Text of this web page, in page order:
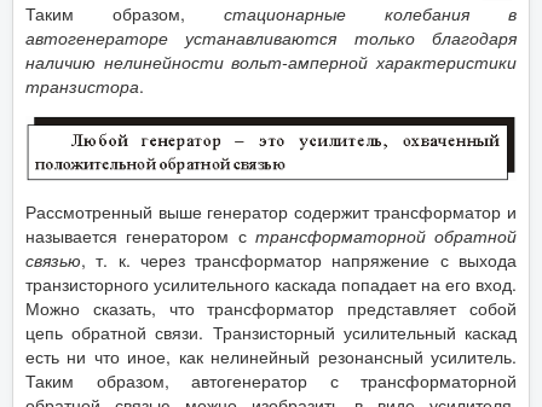
Таким образом, стационарные колебания в
автогенераторе устанавливаются только благодаря
наличию нелинейности вольт-амперной характеристики
транзистора.
Рассмотренный выше генератор содержит трансформатор и
называется генератором с трансформаторной обратной
связью, т. к. через трансформатор напряжение с выхода
транзисторного усилительного каскада попадает на его вход.
Можно сказать, что трансформатор представляет собой
цепь обратной связи. Транзисторный усилительный каскад
есть ни что иное, как нелинейный резонансный усилитель.
Таким образом, автогенератор с трансформаторной